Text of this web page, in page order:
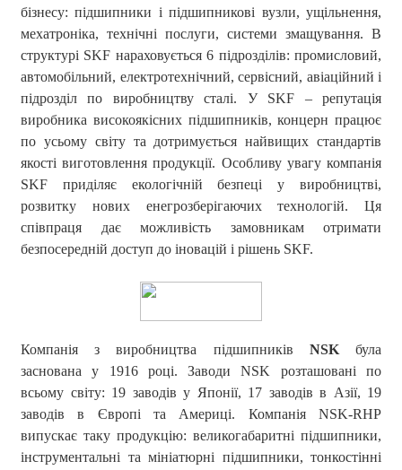
бізнесу: підшипники і підшипникові вузли, ущільнення,
мехатроніка, технічні послуги, системи змащування. В
структурі SKF нараховується 6 підрозділів: промисловий,
автомобільний, електротехнічний, сервісний, авіаційний і
підрозділ по виробництву сталі. У SKF – репутація
виробника високоякісних підшипників, концерн працює
по усьому світу та дотримується найвищих стандартів
якості виготовлення продукції. Особливу увагу компанія
SKF приділяє екологічній безпеці у виробництві,
розвитку нових енегрозберігаючих технологій. Ця
співпраця дає можливість замовникам отримати
безпосередній доступ до іновацій і рішень SKF.
Компанія з виробництва підшипників NSKбула
заснована у 1916 році. Заводи NSK розташовані по
всьому світу: 19 заводів у Японії, 17 заводів в Азії, 19
заводів в Європі та Америці. Компанія NSK-RHP
випускає таку продукцію: великогабаритні підшипники,
інструментальні та мініатюрні підшипники, тонкостінні